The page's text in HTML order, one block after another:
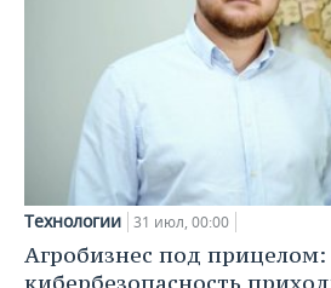
Технологии 31 июл, 00:00
Агробизнес под прицелом: